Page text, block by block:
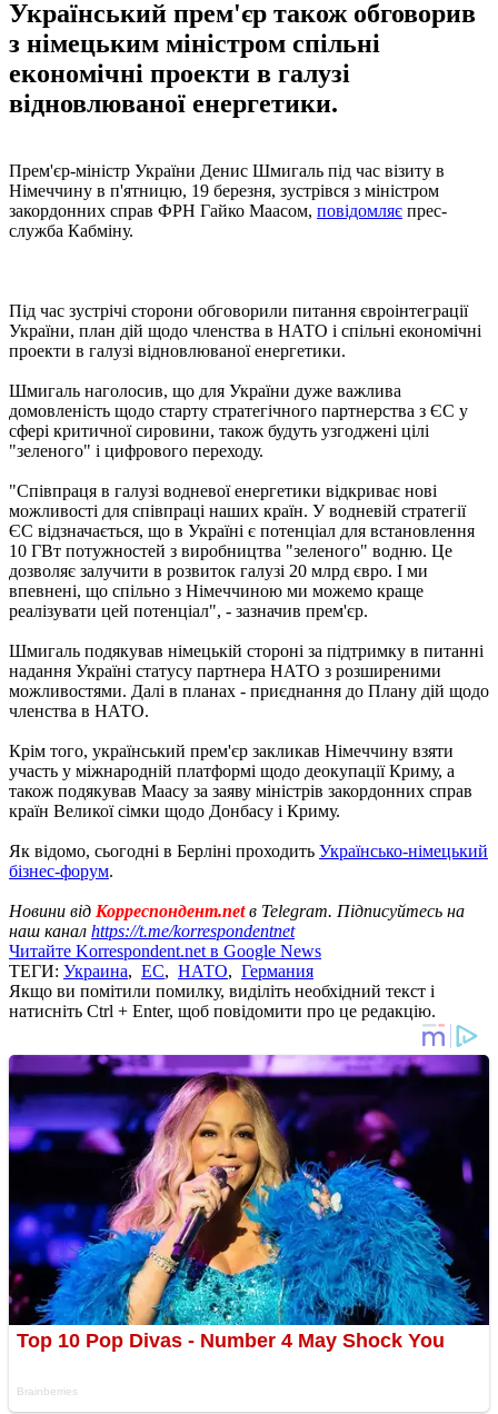
Український прем'єр також обговорив
з німецьким міністром спільні
економічні проекти в галузі
відновлюваної енергетики.
Прем'єр-міністр України Денис Шмигаль під час візиту в
Німеччину в п'ятницю, 19 березня, зустрівся з міністром
закордонних справ ФРН Гайко Маасом, повідомляє прес-
служба Кабміну.
Під час зустрічі сторони обговорили питання євроінтеграції
України, план дій щодо членства в НАТО і спільні економічні
проекти в галузі відновлюваної енергетики.
Шмигаль наголосив, що для України дуже важлива
домовленість щодо старту стратегічного партнерства з ЄС у
сфері критичної сировини, також будуть узгоджені цілі
"зеленого" і цифрового переходу.
"Співпраця в галузі водневої енергетики відкриває нові
можливості для співпраці наших країн. У водневій стратегії
ЄС відзначається, що в Україні є потенціал для встановлення
10 ГВт потужностей з виробництва "зеленого" водню. Це
дозволяє залучити в розвиток галузі 20 млрд євро. І ми
впевнені, що спільно з Німеччиною ми можемо краще
реалізувати цей потенціал", - зазначив прем'єр.
Шмигаль подякував німецькій стороні за підтримку в питанні
надання Україні статусу партнера НАТО з розширеними
можливостями. Далі в планах - приєднання до Плану дій щодо
членства в НАТО.
Крім того, український прем'єр закликав Німеччину взяти
участь у міжнародній платформі щодо деокупації Криму, а
також подякував Маасу за заяву міністрів закордонних справ
країн Великої сімки щодо Донбасу і Криму.
Як відомо, сьогодні в Берліні проходить Українсько-німецький
бізнес-форум.
Новини від Корреспондент.netв Telegram. Підписуйтесь на
наш канал https://t.me/korrespondentnet
Читайте Korrespondent.net в Google News
ТЕГИ: Украина, ЕС, НАТО, Германия
Якщо ви помітили помилку, виділіть необхідний текст і
натисніть Ctrl + Enter, щоб повідомити про це редакцію.